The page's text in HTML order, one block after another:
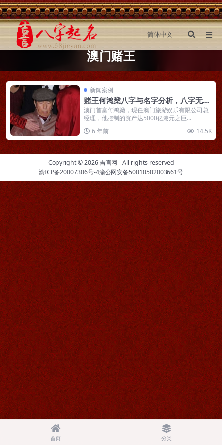
澳门赌王
新闻案例
赌王何鸿燊八字与名字分析，八字无财
但大运却行了五十年财运
澳门首富何鸿燊，现任澳门旅游娱乐有限公司总
经理，他控制的资产达5000亿港元之巨...
6 年前
14.5K
Copyright © 2026吉言网 - All rights reserved
渝ICP备20007306号-4渝公网安备50010502003661号
首页 分类